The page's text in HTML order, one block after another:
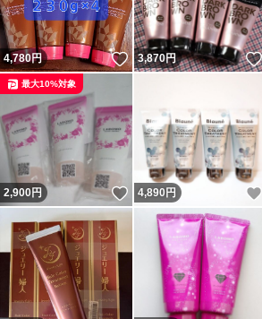
4,780円 いいね！
3,870円
2,900円 いいね！
最大10%対象
4,890 円